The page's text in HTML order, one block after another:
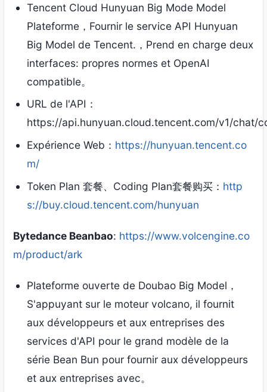
Tencent Cloud Hunyuan Big Mode Model
Plateforme，Fournir le service API Hunyuan
Big Model de Tencent.，Prend en charge deux
interfaces: propres normes et OpenAI
compatible。
URL de l'API：
https://api.hunyuan.cloud.tencent.com/v1/chat/
Expérience Web： https://hunyuan.tencent.co
m/
Token Plan 套餐、 Coding Plan套餐购买 ： http
s://buy.cloud.tencent.com/hunyuan
Bytedance Beanbao: https://www.volcengine.co
m/product/ark
Plateforme ouverte de Doubao Big Model，
S'appuyant sur le moteur volcano, il fournit
aux développeurs et aux entreprises des
services d'API pour le grand modèle de la
série Bean Bun pour fournir aux développeurs
et aux entreprises avec。